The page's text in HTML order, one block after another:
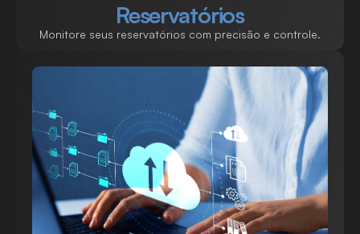
Reservatórios
Monitore seus reservatórios com precisão e controle.